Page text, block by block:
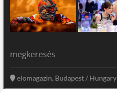
megkeresés
elomagazin, Budapest / Hungary